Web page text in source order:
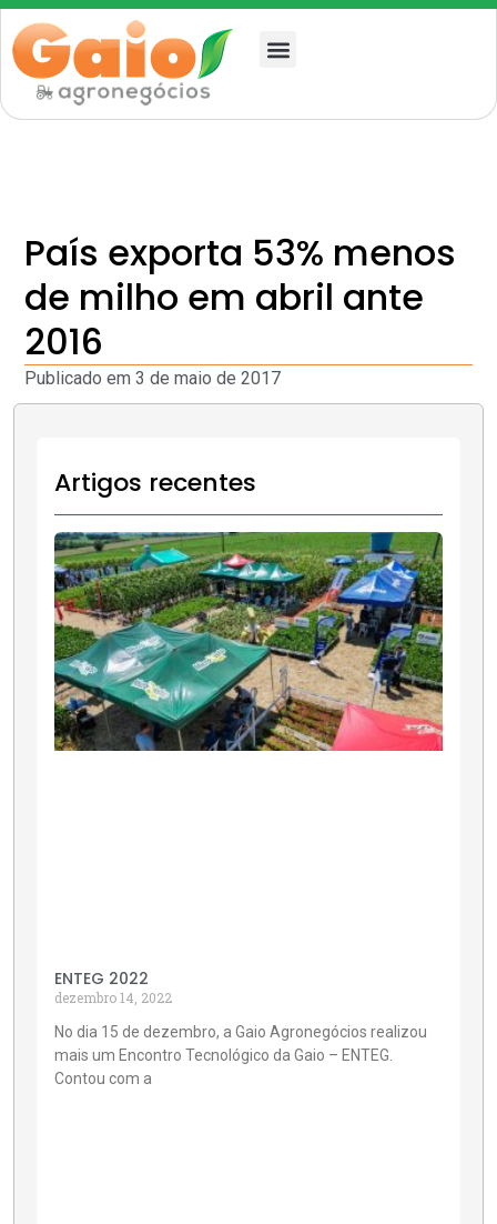
País exporta 53% menos
de milho em abril ante
2016
Publicado em 3 de maio de 2017
Artigos recentes
ENTEG 2022
dezembro 14, 2022
No dia 15 de dezembro, a Gaio Agronegócios realizou
mais um Encontro Tecnológico da Gaio – ENTEG.
Contou com a